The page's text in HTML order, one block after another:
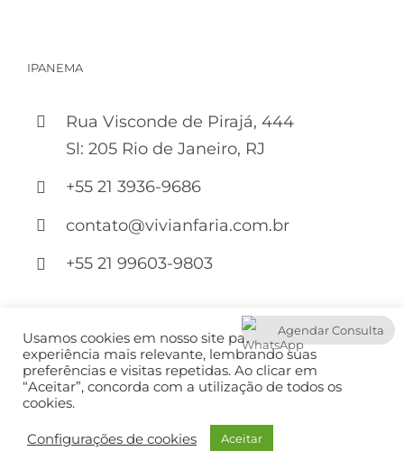
IPANEMA
Rua Visconde de Pirajá, 444
Sl: 205 Rio de Janeiro, RJ
+55 21 3936-9686
contato@vivianfaria.com.br
+55 21 99603-9803
Copyright 2022 – Vivian Carvalho | All Rights Reserved.
Usamos cookies em nosso site para fornecer a
experiência mais relevante, lembrando suas
preferências e visitas repetidas. Ao clicar em
“Aceitar”, concorda com a utilização de todos os
cookies.
Configurações de cookies Aceitar
Agendar Consulta